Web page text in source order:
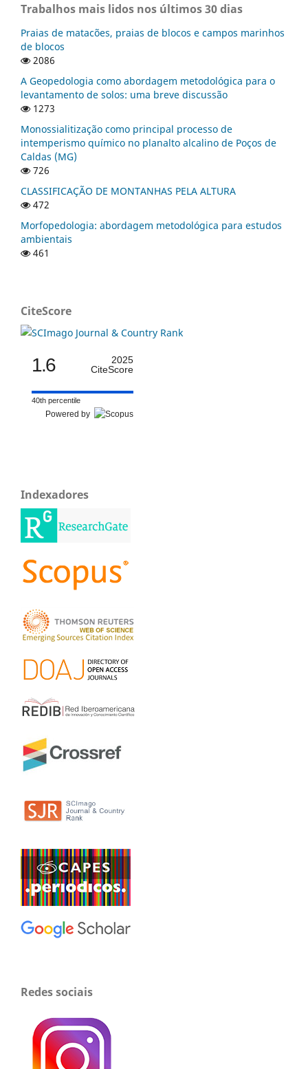
Trabalhos mais lidos nos últimos 30 dias
Praias de matacões, praias de blocos e campos marinhos
de blocos
2086
A Geopedologia como abordagem metodológica para o
levantamento de solos: uma breve discussão
1273
Monossialitização como principal processo de
intemperismo químico no planalto alcalino de Poços de
Caldas (MG)
726
CLASSIFICAÇÃO DE MONTANHAS PELA ALTURA
472
Morfopedologia: abordagem metodológica para estudos
ambientais
461
CiteScore
1.6
2025
CiteScore
40th percentile
Powered by
Indexadores
Redes sociais